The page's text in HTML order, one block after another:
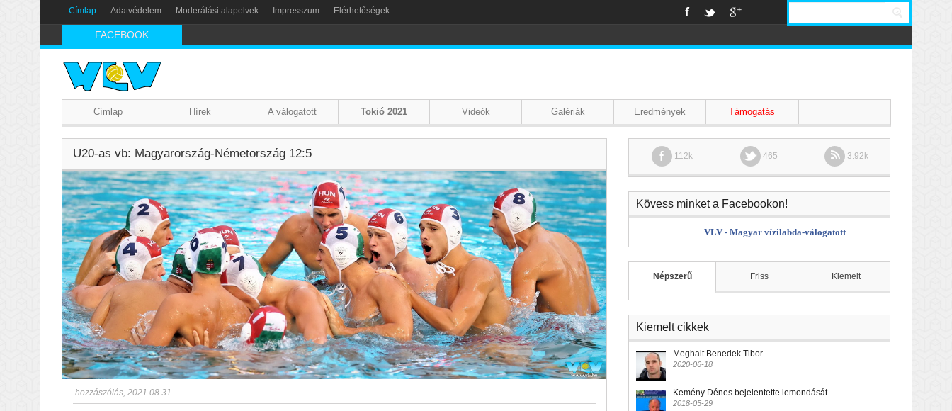
Címlap Adatvédelem Moderálási alapelvek Impresszum Elérhetőségek
FACEBOOK
Címlap Hírek A válogatott Tokió 2021 Videók Galériák Eredmények Támogatás
U20-as vb: Magyarország-Németország 12:5
hozzászólás, 2021.08.31.
112k 465 3.92k
Kövess minket a Facebookon!
VLV - Magyar vízilabda-válogatott
Népszerű Friss Kiemelt
Kiemelt cikkek
Meghalt Benedek Tibor
2020-06-18
Kemény Dénes bejelentette lemondását
2018-05-29